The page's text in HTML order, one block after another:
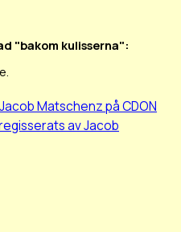
"bakom kulisserna":
Matschenz på CDON
av Jacob